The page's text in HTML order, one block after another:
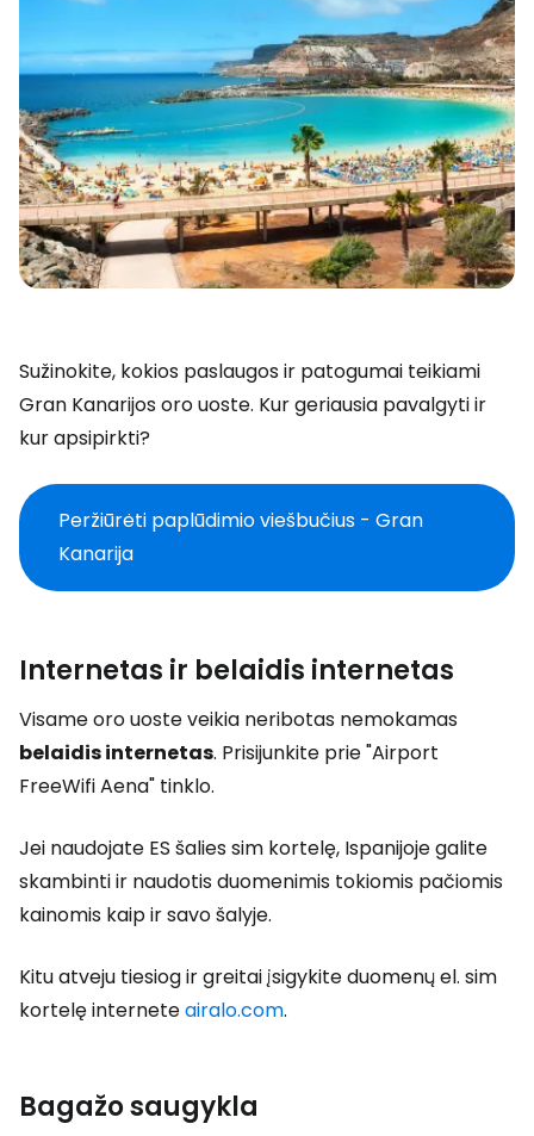
Sužinokite, kokios paslaugos ir patogumai teikiami
Gran Kanarijos oro uoste. Kur geriausia pavalgyti ir
kur apsipirkti?
Peržiūrėti paplūdimio viešbučius - Gran
Kanarija
Internetas ir belaidis internetas
Visame oro uoste veikia neribotas nemokamas
belaidis internetas. Prisijunkite prie "Airport
FreeWifi Aena" tinklo.
Jei naudojate ES šalies sim kortelę, Ispanijoje galite
skambinti ir naudotis duomenimis tokiomis pačiomis
kainomis kaip ir savo šalyje.
Kitu atveju tiesiog ir greitai įsigykite duomenų el. sim
kortelę interneteairalo.com.
Bagažo saugykla